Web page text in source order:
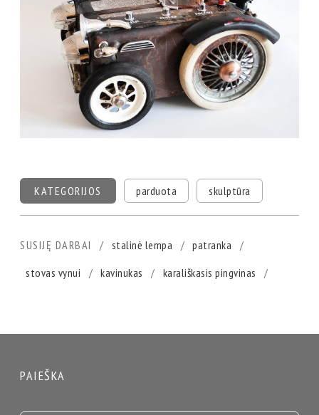
KATEGORIJOS parduota skulptūra
SUSIJĘ DARBAI stalinė lempa
patranka
stovas vynui
kavinukas karališkasis pingvinas
PAIEŠKA